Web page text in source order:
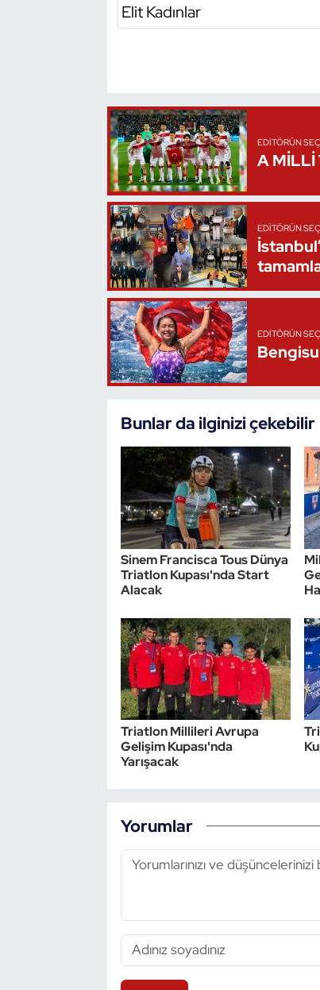
Elit Kadınlar
EDITÖRÜN
A MİLLİ
EDITÖRÜN
EDITÖRÜN
Bunlar da ilginizi çekebilir
Sinem Francisca Tous Dünya
Triatlon Kupası'nda Start
Alacak
Triatlon Millileri Avrupa
Gelişim Kupası'nda
Yarışacak
Yorumlar
Sualtı Sporları
Vücut Geliştirme Fitness
Wushu Kungfu